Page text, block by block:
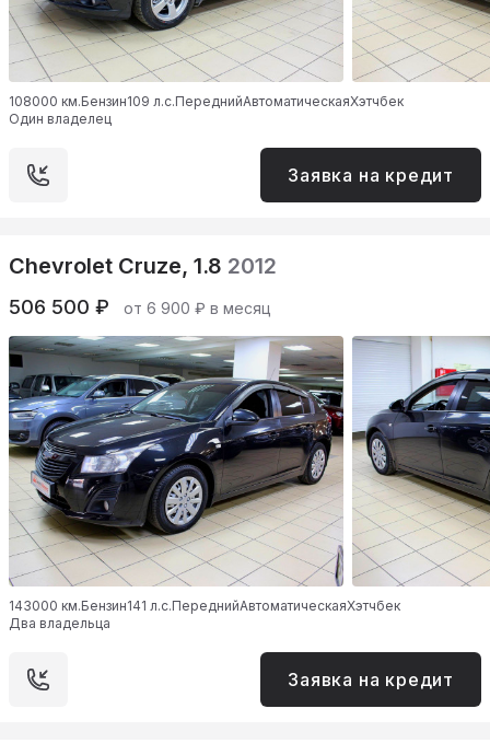
108000 км.Бензин109 л.с.ПереднийАвтоматическаяХэтчбек
Один владелец
Заявка на кредит
Chevrolet Cruze, 1.8 2012
506 500 ₽ от 6 900 ₽ в месяц
143000 км.Бензин141 л.с.ПереднийАвтоматическаяХэтчбек
Два владельца
Заявка на кредит